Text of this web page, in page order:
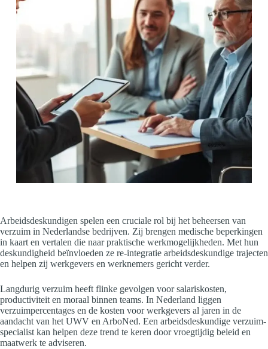
Arbeidsdeskundigen spelen een cruciale rol bij het beheersen van
verzuim in Nederlandse bedrijven. Zij brengen medische beperkingen
in kaart en vertalen die naar praktische werkmogelijkheden. Met hun
deskundigheid beïnvloeden ze re-integratie arbeidsdeskundige trajecten
en helpen zij werkgevers en werknemers gericht verder.
Langdurig verzuim heeft flinke gevolgen voor salariskosten,
productiviteit en moraal binnen teams. In Nederland liggen
verzuimpercentages en de kosten voor werkgevers al jaren in de
aandacht van het UWV en ArboNed. Een arbeidsdeskundige verzuim-
specialist kan helpen deze trend te keren door vroegtijdig beleid en
maatwerk te adviseren.